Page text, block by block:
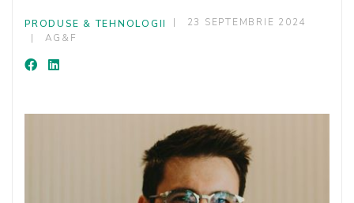
PRODUSE & TEHNOLOGII
23 SEPTEMBRIE 2024
AG&F